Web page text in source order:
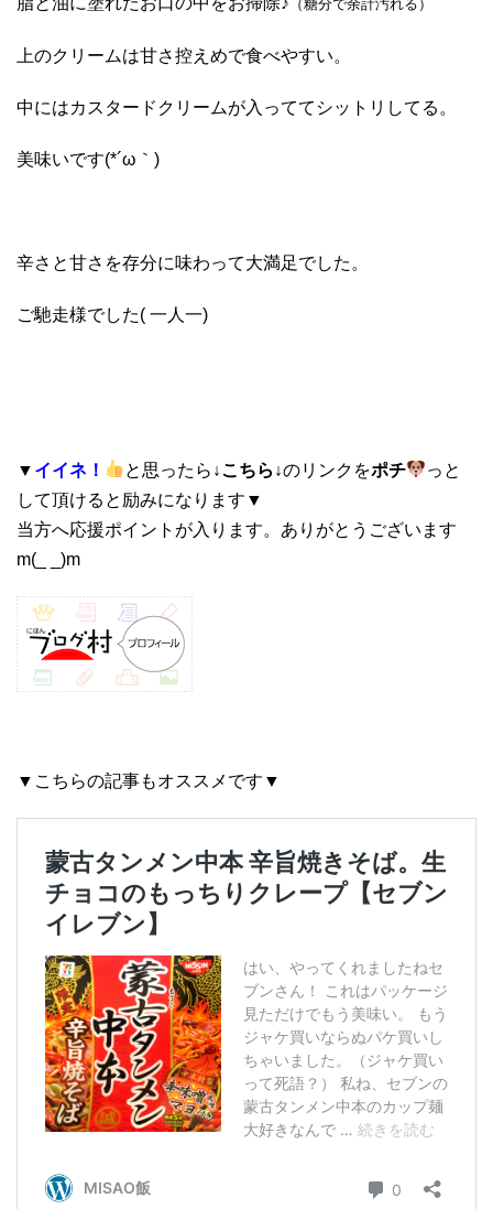
（糖分で余計汚れる）
上のクリームは甘さ控えめで食べやすい。
中にはカスタードクリームが入っててシットリしてる。
美味いです(*´ω｀)
辛さと甘さを存分に味わって大満足でした。
ご馳走様でした( 一人一)
▼ イイネ！ と思ったら ↓こちら↓のリンクをポチ
っと
して頂けると励みになります▼
当方へ応援ポイントが入ります。ありがとうございます
m(_ _)m
▼こちらの記事もオススメです▼